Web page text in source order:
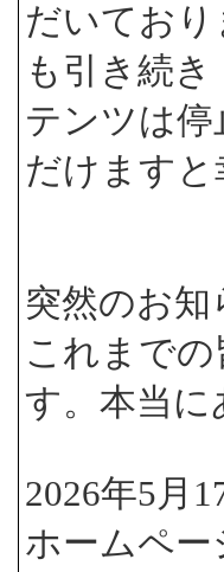
だいており
も引き続き
テンツは
だけますと
突然のお
これまで
す。本当
2026年5月
ホームペー